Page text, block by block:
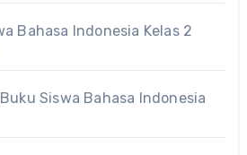
Bahasa Indonesia Kelas 2
Siswa Bahasa Indonesia